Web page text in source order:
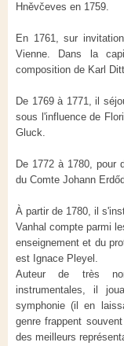
Hněvčeves en 1759.
En 1761, sur
Vienne. Dans la
composition de Karl
De 1769 à 1771, il
sous l'influence de
Gluck.
De 1772 à 1780, pour
du Comte Johann
À partir de 1780, il
Vanhal compte parmi
enseignement et du
est Ignace Pleyel.
Auteur de très
instrumentales, il
symphonie (il en
genre frappent
des meilleurs